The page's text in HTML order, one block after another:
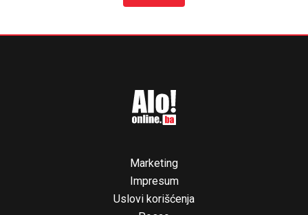
Marketing
Impresum
Uslovi korišćenja